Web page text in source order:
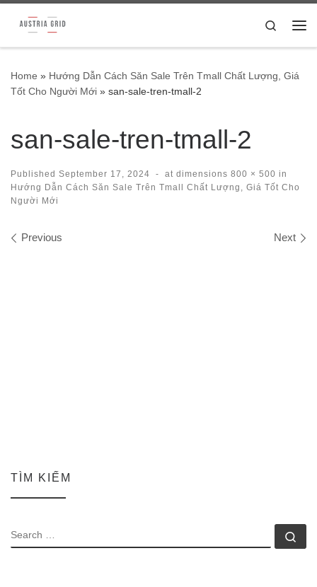
Skip to content
Search
Home » Hướng Dẫn Cách Săn Sale Trên Tmall Chất Lượng, Giá
Tốt Cho Người Mới » san-sale-tren-tmall-2
san-sale-tren-tmall-2
Published September 17, 2024 - at dimensions 800 × 500 in
Hướng Dẫn Cách Săn Sale Trên Tmall Chất Lượng, Giá Tốt Cho
Người Mới
Images navigation
Previous Next
TÌM KIẾM
SEARCH